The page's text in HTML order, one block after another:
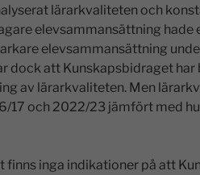
lärarkvaliteten och
elevsammansättning hade
elevsammansättning
dock att Kunskapsbidraget
av lärarkvaliteten. Men
17 och 2022/23 jämfört med
finns inga indikationer på att